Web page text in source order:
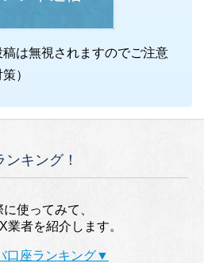
は無視されますのでご注意
）
キング！
使ってみて、
者を紹介します。
口座ランキング▼